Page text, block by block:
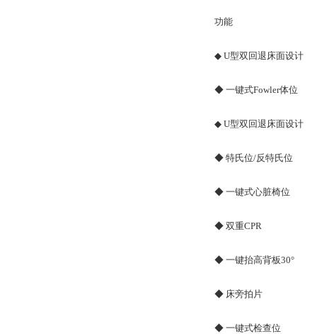
功能
◆ U型双回退床面设计
◆ 一键式Fowler体位
◆ U型双回退床面设计
◆ 特氏位/反特氏位
◆ 一键式心脏椅位
◆ 双重CPR
◆ 一键抬高背板30°
◆ 床旁拍片
◆ 一键式检查位